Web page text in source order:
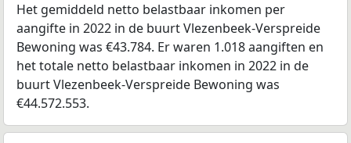
Het gemiddeld netto belastbaar inkomen per
aangifte in 2022 in de buurt Vlezenbeek-Verspreide
Bewoning was €43.784. Er waren 1.018 aangiften en
het totale netto belastbaar inkomen in 2022 in de
buurt Vlezenbeek-Verspreide Bewoning was
€44.572.553.